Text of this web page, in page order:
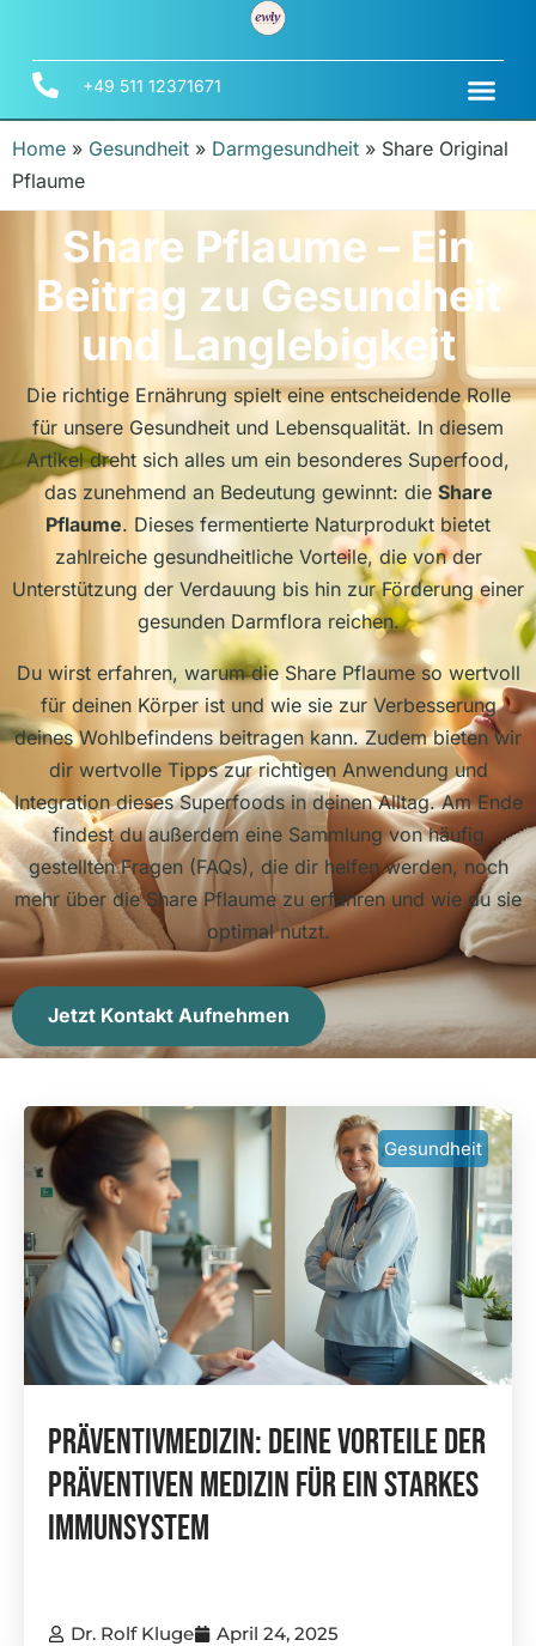
+49 511 12371671
Home » Gesundheit » Darmgesundheit » Share Original
Pflaume
Share Pflaume – Ein
Beitrag zu Gesundheit
und Langlebigkeit
Die richtige Ernährung spielt eine entscheidende Rolle
für unsere Gesundheit und Lebensqualität. In diesem
Artikel dreht sich alles um ein besonderes Superfood,
das zunehmend an Bedeutung gewinnt: die Share
Pflaume. Dieses fermentierte Naturprodukt bietet
zahlreiche gesundheitliche Vorteile, die von der
Unterstützung der Verdauung bis hin zur Förderung einer
gesunden Darmflora reichen.
Du wirst erfahren, warum die Share Pflaume so wertvoll
für deinen Körper ist und wie sie zur Verbesserung
deines Wohlbefindens beitragen kann. Zudem bieten wir
dir wertvolle Tipps zur richtigen Anwendung und
Integration dieses Superfoods in deinen Alltag. Am Ende
findest du außerdem eine Sammlung von häufig
gestellten Fragen (FAQs), die dir helfen werden, noch
mehr über die Share Pflaume zu erfahren und wie du sie
optimal nutzt.
Jetzt Kontakt Aufnehmen
Gesundheit
Präventivmedizin: Deine Vorteile Der
Präventiven Medizin Für Ein Starkes
Immunsystem
Dr. Rolf Kluge April 24, 2025